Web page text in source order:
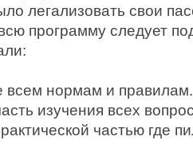
легализовать свои
программу следует
всем нормам и
изучения всех
частью где